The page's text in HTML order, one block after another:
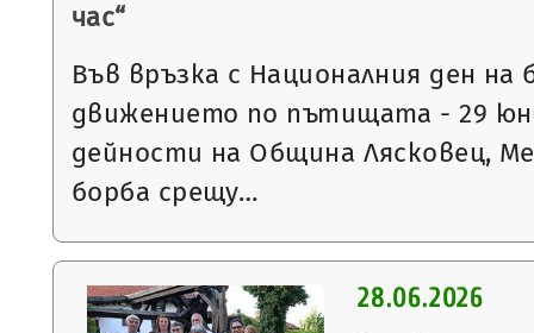
час“
Във връзка с Националния ден на
движението по пътищата - 29
дейности на Община Лясковец,
борба срещу…
28.06.2026